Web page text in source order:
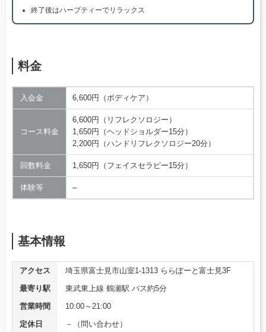
終了後はハーブティーでリラックス
料金
入会金 6,600円（ボディケア）
コース料金
6,600円（リフレクソロジー）
1,650円（ヘッドショルダー15分）
2,200円（ハンドリフレクソロジー20分）
回数料金 1,650円（フェイスセラピー15分）
体験等 –
基本情報
アクセス
埼玉県富士見市山室1-1313 ららぽーと富士見3F
最寄り駅
東武東上線 鶴瀬駅 バス約5分
営業時間
10:00～21:00
定休日
－（問い合わせ）